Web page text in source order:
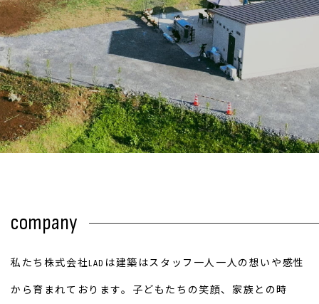
company
私たち株式会社LADは建築はスタッフ一人一人の想いや感性
から育まれております。子どもたちの笑顔、家族との時